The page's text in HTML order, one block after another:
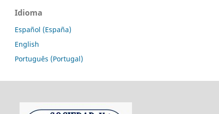
Idioma
Español (España)
English
Português (Portugal)